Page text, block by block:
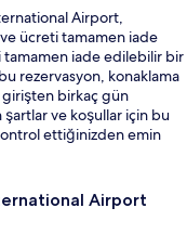
Airport,
ücreti tamamen iade
tamamen iade edilebilir bir
rezervasyon, konaklama
girişten birkaç gün
ve koşullar için bu
ettiğinizden emin
Airport